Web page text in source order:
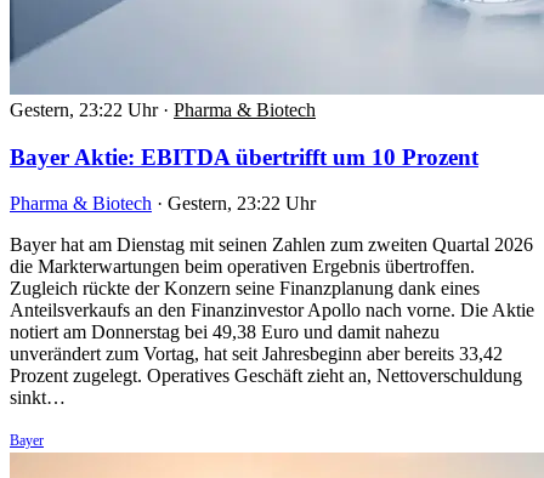
Gestern, 23:22 Uhr · Pharma & Biotech
Bayer Aktie: EBITDA übertrifft um 10 Prozent
Pharma & Biotech · Gestern, 23:22 Uhr
Bayer hat am Dienstag mit seinen Zahlen zum zweiten Quartal 2026
die Markterwartungen beim operativen Ergebnis übertroffen.
Zugleich rückte der Konzern seine Finanzplanung dank eines
Anteilsverkaufs an den Finanzinvestor Apollo nach vorne. Die Aktie
notiert am Donnerstag bei 49,38 Euro und damit nahezu
unverändert zum Vortag, hat seit Jahresbeginn aber bereits 33,42
Prozent zugelegt. Operatives Geschäft zieht an, Nettoverschuldung
sinkt…
Bayer